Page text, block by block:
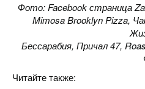
Фото: Facebook страница
Mimosa Brooklyn Pizza,
Бессарабия, Причал 47,
Читайте также: